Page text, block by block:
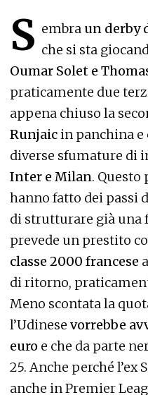
S embra un derby
che si sta
Oumar Solet e
praticamente due
appena chiuso la
Runjaic in panchina
diverse sfumature di
Inter e Milan. Questo
hanno fatto dei passi
di strutturare già una
prevede un prestito
classe 2000 francese
di ritorno,
Meno scontata la
l’Udinese vorrebbe
euro e che da parte
25. Anche perché
anche in Premier